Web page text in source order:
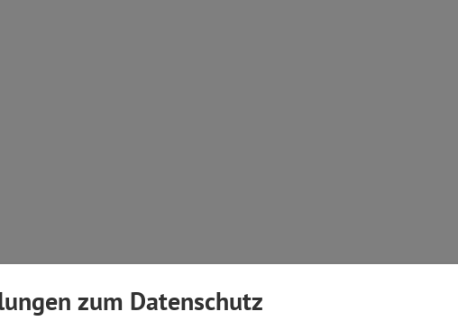
zum Datenschutz